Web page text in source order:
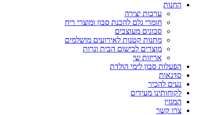
החנות
ערכות יצירה
חומרי גלם להכנת סבון ומוצרי ריח
סבונים מעוצבים
מתנות קטנות לאירועים מושלמים
מוצרים לבישום הבית ונרות
אריזות שי
הפעלות סבון לימי הולדת
סדנאות
נעים להכיר
לקוחותינו מעידים
המגזין
צרו קשר